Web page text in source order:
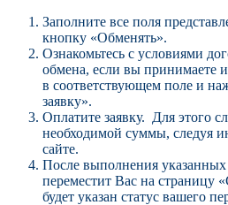
Заполните все поля
кнопку «Обменять».
Ознакомьтесь с условиями
обмена, если вы принимаете
в соответствующем поле и
заявку».
Оплатите заявку. Для этого
необходимой суммы, следуя
сайте.
После выполнения указанных
переместит Вас на страницу
будет указан статус вашего